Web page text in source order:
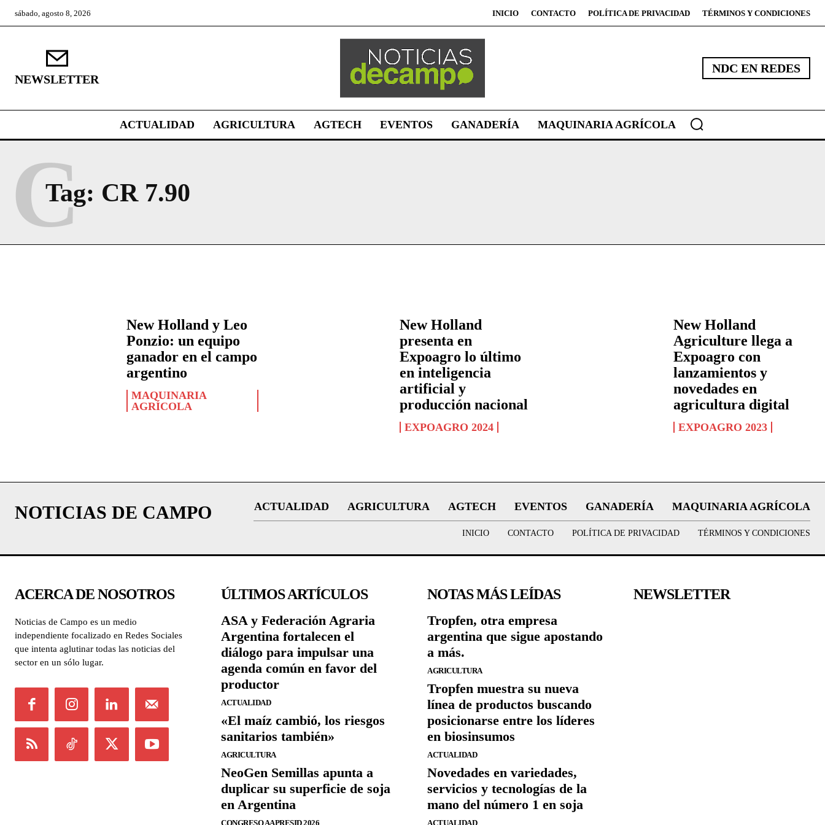
Política de Privacidad
sábado, agosto 8, 2026 INICIO CONTACTO POLÍTICA DE PRIVACIDAD TÉRMINOS Y CONDICIONES
NEWSLETTER
NDC EN REDES
ACTUALIDAD AGRICULTURA AGTECH EVENTOS GANADERÍA MAQUINARIA AGRÍCOLA
Tag: CR 7.90
C
New Holland y Leo
Ponzio: un equipo
ganador en el campo
argentino
MAQUINARIA
AGRÍCOLA
New Holland
presenta en
Expoagro lo último
en inteligencia
artificial y
producción nacional
EXPOAGRO 2024
New Holland
Agriculture llega a
Expoagro con
lanzamientos y
novedades en
agricultura digital
EXPOAGRO 2023
NOTICIAS DE CAMPO ACTUALIDAD AGRICULTURA AGTECH EVENTOS GANADERÍA MAQUINARIA AGRÍCOLA
INICIO CONTACTO POLÍTICA DE PRIVACIDAD TÉRMINOS Y CONDICIONES
ACERCA DE NOSOTROS
Noticias de Campo es un medio
independiente focalizado en Redes Sociales
que intenta aglutinar todas las noticias del
sector en un sólo lugar.
ÚLTIMOS ARTÍCULOS
ASA y Federación Agraria
Argentina fortalecen el
diálogo para impulsar una
agenda común en favor del
productor
ACTUALIDAD
«El maíz cambió, los riesgos
sanitarios también»
AGRICULTURA
NeoGen Semillas apunta a
duplicar su superficie de soja
en Argentina
CONGRESO AAPRESID 2026
NOTAS MÁS LEÍDAS
Tropfen, otra empresa
argentina que sigue apostando
a más.
AGRICULTURA
Tropfen muestra su nueva
línea de productos buscando
posicionarse entre los líderes
en biosinsumos
ACTUALIDAD
Novedades en variedades,
servicios y tecnologías de la
mano del número 1 en soja
ACTUALIDAD
NEWSLETTER